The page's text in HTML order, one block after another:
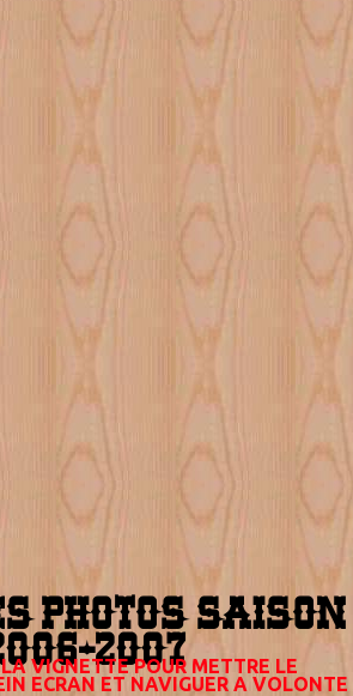
PHOTOS SAISON
2007
VIGNETTE POUR METTRE LE
ECRAN ET NAVIGUER A VOLONTE